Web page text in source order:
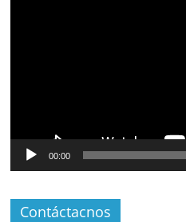
00:00
Contáctacnos